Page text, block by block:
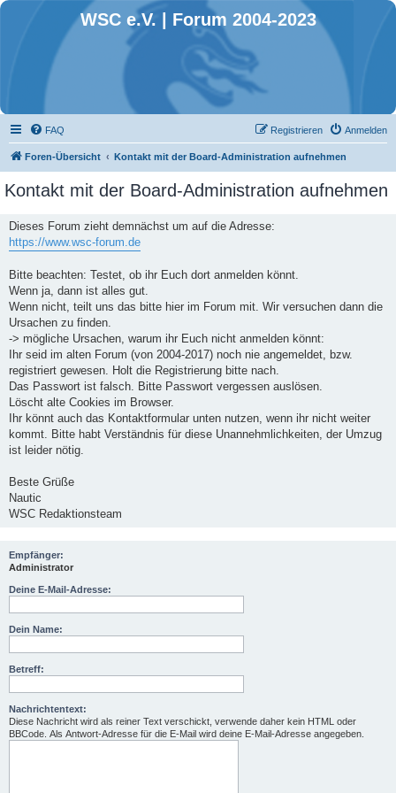
WSC e.V. | Forum 2004-2023
FAQ Anmelden
Registrieren
Foren-Übersicht Kontakt mit der Board-Administration aufnehmen
Kontakt mit der Board-Administration aufnehmen
Dieses Forum zieht demnächst um auf die Adresse:
https://www.wsc-forum.de
Bitte beachten: Testet, ob ihr Euch dort anmelden könnt.
Wenn ja, dann ist alles gut.
Wenn nicht, teilt uns das bitte hier im Forum mit. Wir versuchen dann die
Ursachen zu finden.
-> mögliche Ursachen, warum ihr Euch nicht anmelden könnt:
Ihr seid im alten Forum (von 2004-2017) noch nie angemeldet, bzw.
registriert gewesen. Holt die Registrierung bitte nach.
Das Passwort ist falsch. Bitte Passwort vergessen auslösen.
Löscht alte Cookies im Browser.
Ihr könnt auch das Kontaktformular unten nutzen, wenn ihr nicht weiter
kommt. Bitte habt Verständnis für diese Unannehmlichkeiten, der Umzug
ist leider nötig.
Beste Grüße
Nautic
WSC Redaktionsteam
Empfänger:
Administrator
Deine E-Mail-Adresse:
Dein Name:
Betreff:
Nachrichtentext:
Diese Nachricht wird als reiner Text verschickt, verwende daher kein HTML oder
BBCode. Als Antwort-Adresse für die E-Mail wird deine E-Mail-Adresse angegeben.